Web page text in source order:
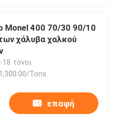
Monel 400 70/30 90/10
χάλυβα χαλκού
18 τόνοι
Tons
επαφή